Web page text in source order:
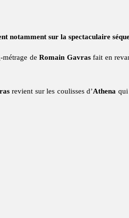
notamment sur la spectaculaire
métrage deRomain Gavrasfait en
revient sur les coulisses d’Athena qui